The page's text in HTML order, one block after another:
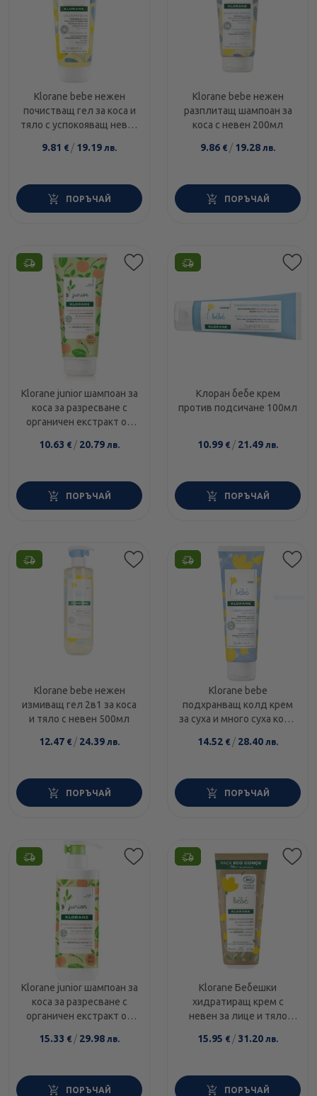
Klorane bebe нежен
почистващ гел за коса и
тяло с успокояващ невен
9.81 € / 19.19 лв.
ПОРЪЧАЙ
Klorane bebe нежен
разплитащ шампоан за
коса с невен 200мл
9.86 € / 19.28 лв.
ПОРЪЧАЙ
Klorane junior шампоан за
коса за разресване с
органичен екстракт от
праскова 200мл
10.63 € / 20.79 лв.
ПОРЪЧАЙ
Клоран бебе крем
против подсичане 100мл
10.99 € / 21.49 лв.
ПОРЪЧАЙ
Klorane bebe нежен
измиващ гел 2в1 за коса
и тяло с невен 500мл
12.47 € / 24.39 лв.
ПОРЪЧАЙ
Klorane bebe
подхранващ колд крем
за суха и много суха кожа
невен 125мл
14.52 € / 28.40 лв.
ПОРЪЧАЙ
Klorane junior шампоан за
коса за разресване с
органичен екстракт от
праскова 500мл
15.33 € / 29.98 лв.
ПОРЪЧАЙ
Klorane Бебешки
хидратиращ крем с
невен за лице и тяло
15.95 € / 31.20 лв.
ПОРЪЧАЙ